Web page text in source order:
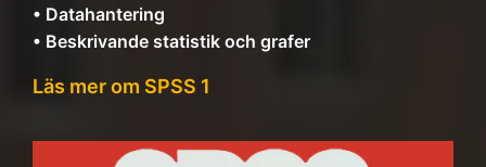
• Datahantering
• Beskrivande statistik och grafer
Läs mer om SPSS 1